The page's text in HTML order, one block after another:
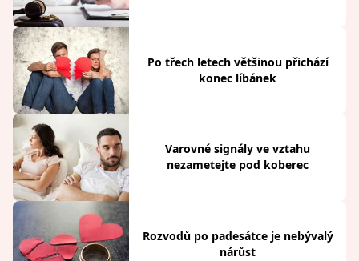
Po třech letech většinou přichází
konec líbánek
Varovné signály ve vztahu
nezametejte pod koberec
Rozvodů po padesátce je nebývalý
nárůst